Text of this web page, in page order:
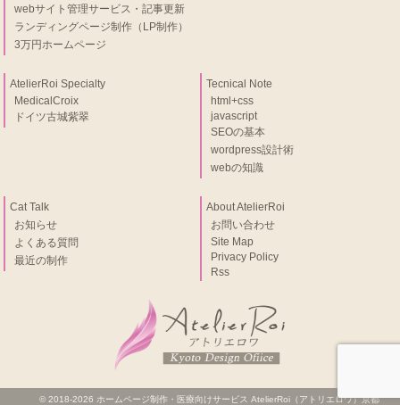
webサイト管理サービス・記事更新
ランディングページ制作（LP制作）
3万円ホームページ
AtelierRoi Specialty
MedicalCroix
ドイツ古城紫翠
Tecnical Note
html+css
javascript
SEOの基本
wordpress設計術
webの知識
Cat Talk
お知らせ
よくある質問
最近の制作
About AtelierRoi
お問い合わせ
Site Map
Privacy Policy
Rss
© 2018-2026 ホームページ制作・医療向けサービス AtelierRoi（アトリエロワ）京都